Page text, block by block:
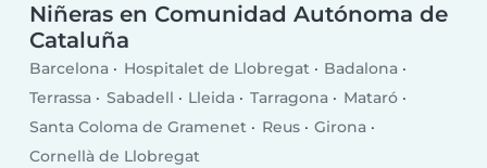
Niñeras en Comunidad Autónoma de
Cataluña
Barcelona Hospitalet de Llobregat
Badalona
Terrassa
Sabadell Lleida Tarragona
Mataró
Santa Coloma de Gramenet
Reus
Girona
Cornellà de Llobregat